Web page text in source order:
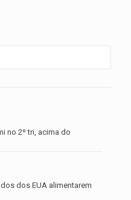
no 2º tri, acima do
dos EUA alimentarem